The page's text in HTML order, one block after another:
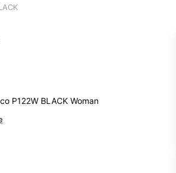
P122W BLACK Woman